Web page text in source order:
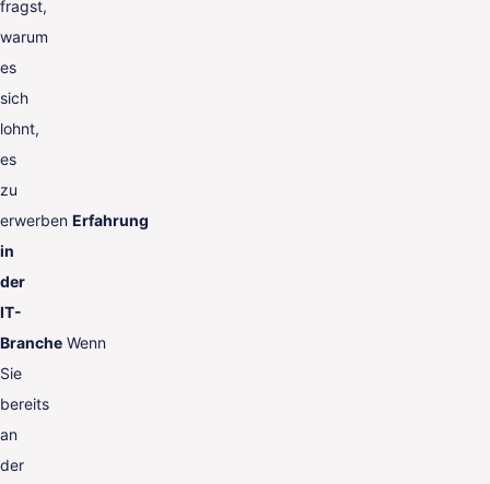
fragst,
warum
es
sich
lohnt,
es
zu
erwerben Erfahrung
in
der
IT-
Branche Wenn
Sie
bereits
an
der